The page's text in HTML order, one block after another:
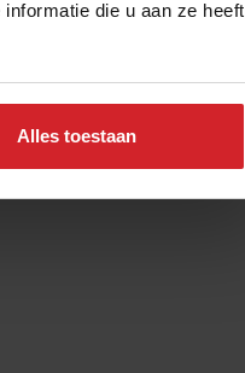
die u aan ze heeft
Alles toestaan